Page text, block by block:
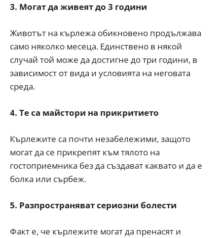
3. Могат да живеят до 3 години
Животът на кърлежа обикновено продължава
само няколко месеца. Единствено в някой
случай той може да достигне до три години, в
зависимост от вида и условията на неговата
среда.
4. Те са майстори на прикритието
Кърлежите са почти незабележими, защото
могат да се прикрепят към тялото на
гостоприемника без да създават каквато и да е
болка или сърбеж.
5. Разпространяват сериозни болести
Факт е, че кърлежите могат да пренасят и